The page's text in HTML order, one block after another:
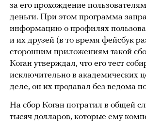
за его прохождение
деньги. При этом программа
информацию о профилях
и их друзей (в то время фейсбук
сторонним приложениям такой
Коган утверждал, что его тест
исключительно в академических
деле, он их продавал без ведома
На сбор Коган потратил в общей
тысяч долларов, которые ему